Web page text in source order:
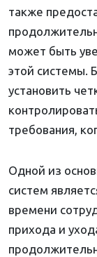
также
может быть
этой системы.
установить
требования,
Одной из
систем
времени
прихода и